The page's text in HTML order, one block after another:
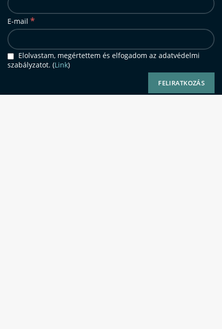
E-mail *
Elolvastam, megértettem és elfogadom az adatvédelmi
szabályzatot. (Link)